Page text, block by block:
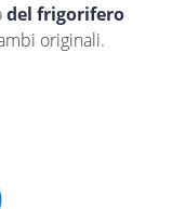
del frigorifero
originali.